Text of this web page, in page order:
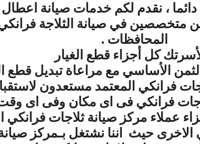
، نقدم لكم خدمات صيانة
متخصصين في صيانة الثلاجة فرانكي
المحافظات .
كل أجزاء قطع الغيار
يتعدى الى 50 % من الثمن الأساسي مع مراعاة
فرانكي المعتمد مستعدون
فرانكي فى اى مكان وفى اى
عملاء مركز صيانة ثلاجات
حيث اننا نشتغل بـمركز